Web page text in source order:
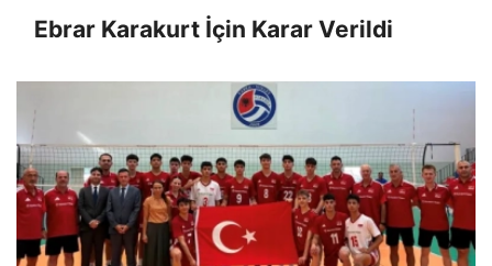
Ebrar Karakurt İçin Karar Verildi